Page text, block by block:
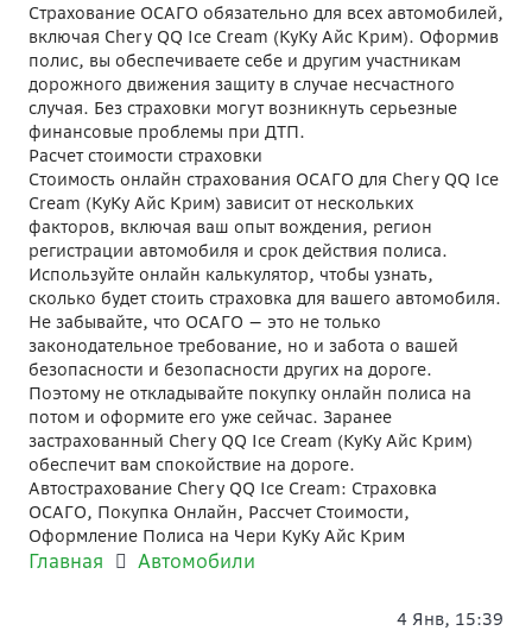
Страхование ОСАГО обязательно для всех автомобилей,
включая Chery QQ Ice Cream (КуКу Айс Крим). Оформив
полис, вы обеспечиваете себе и другим участникам
дорожного движения защиту в случае несчастного
случая. Без страховки могут возникнуть серьезные
финансовые проблемы при ДТП.
Расчет стоимости страховки
Стоимость онлайн страхования ОСАГО для Chery QQ Ice
Cream (КуКу Айс Крим) зависит от нескольких
факторов, включая ваш опыт вождения, регион
регистрации автомобиля и срок действия полиса.
Используйте онлайн калькулятор, чтобы узнать,
сколько будет стоить страховка для вашего автомобиля.
Не забывайте, что ОСАГО — это не только
законодательное требование, но и забота о вашей
безопасности и безопасности других на дороге.
Поэтому не откладывайте покупку онлайн полиса на
потом и оформите его уже сейчас. Заранее
застрахованный Chery QQ Ice Cream (КуКу Айс Крим)
обеспечит вам спокойствие на дороге.
Автострахование Chery QQ Ice Cream: Страховка
ОСАГО, Покупка Онлайн, Рассчет Стоимости,
Оформление Полиса на Чери КуКу Айс Крим
Главная Автомобили
4 Янв, 15:39